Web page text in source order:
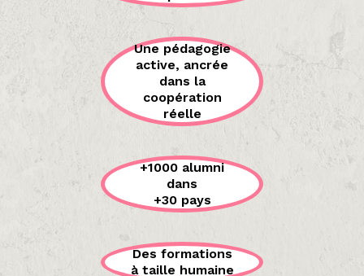
Une pédagogie
active, ancrée
dans la
coopération
réelle
+1000 alumni
dans
+30 pays
Des formations
à taille humaine